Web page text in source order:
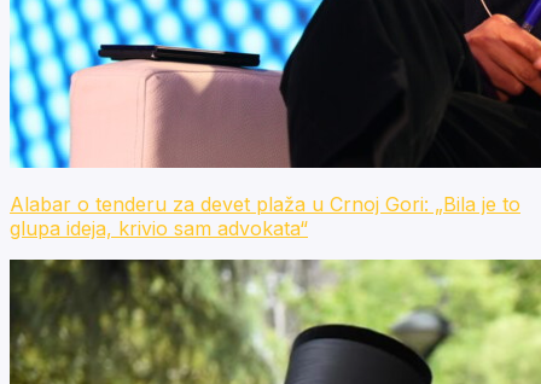
Alabar o tenderu za devet plaža u Crnoj Gori: „Bila je to
glupa ideja, krivio sam advokata“